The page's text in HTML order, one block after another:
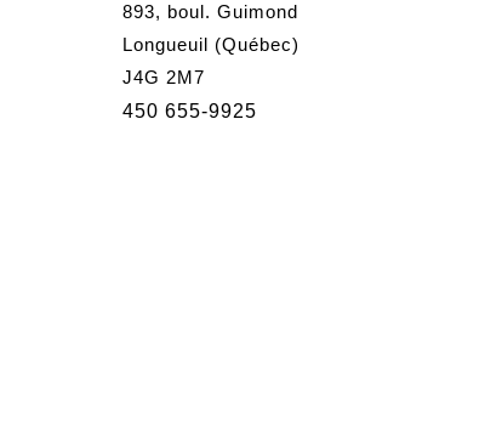
893, boul. Guimond
Longueuil (Québec)
J4G 2M7
450 655-9925